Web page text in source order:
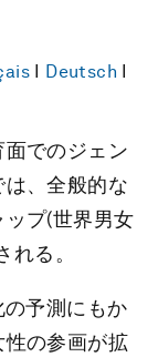
I Deutsch I
でのジェン
、全般的な
プ(世界男女
る。
予測にもか
の参画が拡